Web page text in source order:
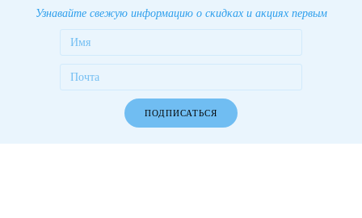
Узнавайте свежую информацию о скидках и акциях первым
ПОДПИСАТЬСЯ